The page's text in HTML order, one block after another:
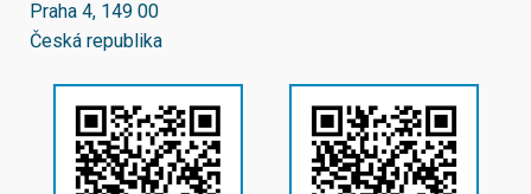
Praha 4, 149 00
Česká republika